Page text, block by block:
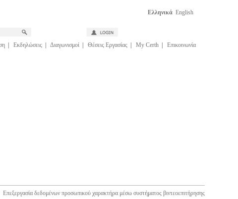
Ελληνικά English
| Εκδηλώσεις| Διαγωνισμοί| Θέσεις Εργασίας| My Certh| Επικοινωνία
Επεξεργασία δεδομένων προσωπικού χαρακτήρα μέσω συστήματος βιντεοεπιτήρησης